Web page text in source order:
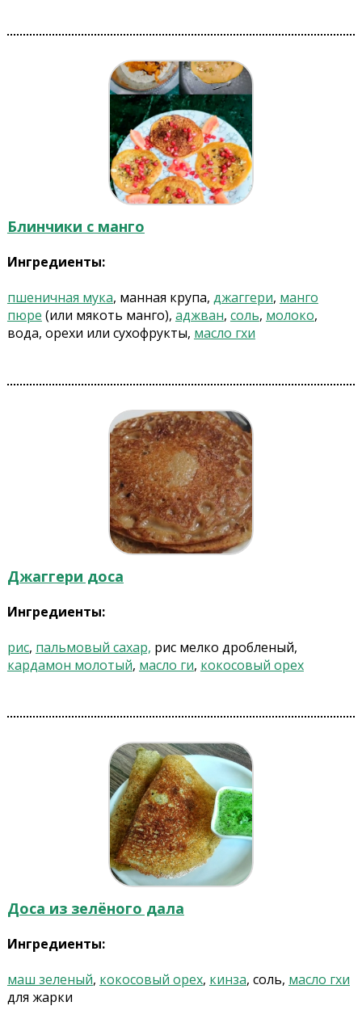
Блинчики с манго
Ингредиенты:
пшеничная мука, манная крупа, джаггери, манго
пюре (или мякоть манго), аджван, соль, молоко,
вода, орехи или сухофрукты, масло гхи
Джаггери доса
Ингредиенты:
рис, пальмовый сахар, рис мелко дробленый,
кардамон молотый, масло ги, кокосовый орех
Доса из зелёного дала
Ингредиенты:
маш зеленый, кокосовый орех, кинза, соль, масло гхи
для жарки